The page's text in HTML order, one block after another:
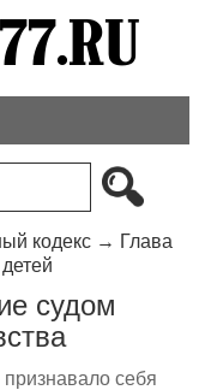
кодекс→ Глава
судом
себя